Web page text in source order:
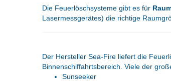
Die Feuerlöschsysteme gibt es für
Lasermessgerätes) die richtige
Der Hersteller Sea-Fire liefert die
Binnenschiffahrtsbereich. Viele der
Sunseeker